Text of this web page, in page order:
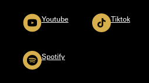
Youtube
Spotify
Tiktok